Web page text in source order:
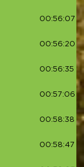
00:56:07
00:56:20
00:56:35
00:57:06
00:58:38
00:58:47